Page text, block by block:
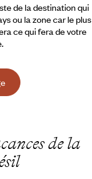
de la destination qui
ou la zone car le plus
ce qui fera de votre
de la